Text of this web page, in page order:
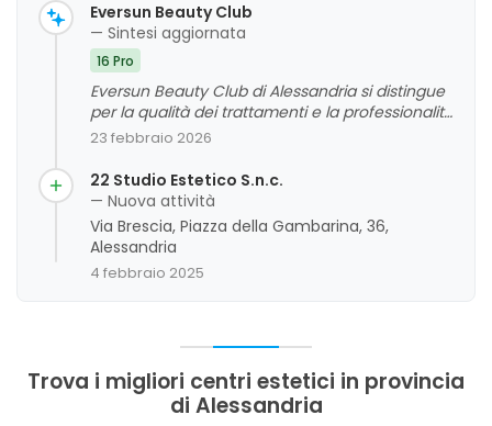
Eversun Beauty Club
— Sintesi aggiornata
16 Pro
Eversun Beauty Club di Alessandria si distingue
per la qualità dei trattamenti e la professionalità
del personale, che viene spesso descritto come
risulta essere molto pulito e accogliente, con
un'ampia scelta di prodotti e servizi che
soddisfano le esigenze della clientela. La
valutazione complessiva è molto positiva, con
numerosi commenti che evidenziano risultati
visibili e un'attenzione particolare alla cura della
complesso l'esperienza si presenta come
23 febbraio 2026
22 Studio Estetico S.n.c.
— Nuova attività
Via Brescia, Piazza della Gambarina, 36,
Alessandria
4 febbraio 2025
Trova i migliori centri estetici in provincia
di Alessandria